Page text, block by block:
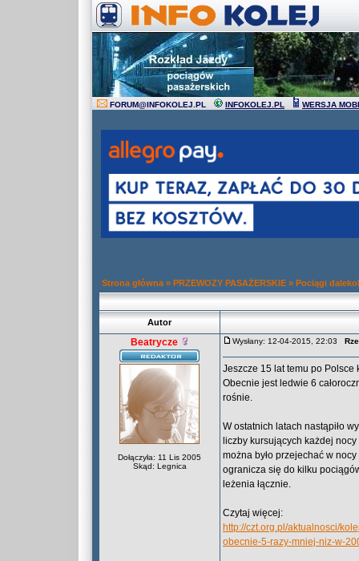
FORUM@INFOKOLEJ.PL INFOKOLEJ.PL WERSJA
Strona główna » PRZEWOZY PASAŻERSKIE » Pociągi
Autor
Beatrycze
Dołączyła: 11 Lis 2005
Skąd: Legnica
Wysłany: 12-04-2015, 22:03
Jeszcze 15 lat temu po Polsce
Obecnie jest ledwie 6
rośnie.
W ostatnich latach nastąpiło
liczby kursujących każdej
można było przejechać w
ogranicza się do kilku
leżenia łącznie.
Czytaj więcej:
http://czt.org.pl/aktualnosci/
obecnie-5-razy-mniej-niz-w-